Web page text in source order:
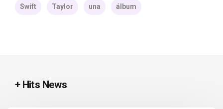
Swift Taylor una álbum
+ Hits News